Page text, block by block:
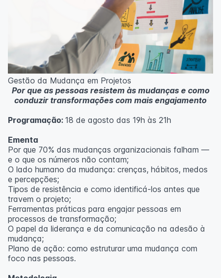
Casos práticos de melhoria em processos
administrativos e operacionais;
Próximos passos na jornada Lean Seis Sigma: do White
Metodologia
100% da carga horária do curso são realizadas com
aulas ao vivo.
As aulas podem ser assistidas por computador, celular
ou tablet.
Outras informações
inscritos serão avisados ​​antecipadamente.
O IPETEC reserva-se o direito de não realizar o curso
caso não atinja o número mínimo de 20 inscritos.
Professor(a):
Gestão da Mudança em Projetos
Por que as pessoas resistem às mudanças e como
conduzir transformações com mais engajamento
Programação: 18 de agosto das 19h às 21h
Ementa
Por que 70% das mudanças organizacionais falham —
e o que os números não contam;
O lado humano da mudança: crenças, hábitos, medos
e percepções;
Tipos de resistência e como identificá-los antes que
travem o projeto;
Ferramentas práticas para engajar pessoas em
processos de transformação;
O papel da liderança e da comunicação na adesão à
mudança;
Plano de ação: como estruturar uma mudança com
foco nas pessoas.